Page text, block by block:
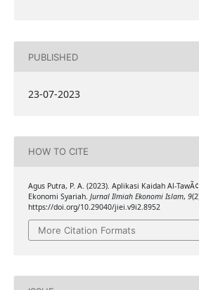
PUBLISHED
23-07-2023
HOW TO CITE
Agus Putra, P. A. (2023). Aplikasi Kaidah Al-
Ekonomi Syariah. Jurnal Ilmiah Ekonomi Islam, 9
https://doi.org/10.29040/jiei.v9i2.8952
More Citation Formats